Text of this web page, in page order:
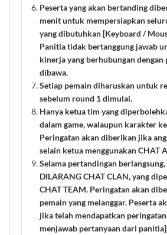
Peserta yang akan bertanding
menit untuk mempersiapkan
yang dibutuhkan [Keyboard /
Panitia tidak bertanggung jawab
kinerja yang berhubungan dengan
dibawa.
Setiap pemain diharuskan untuk
sebelum round 1 dimulai.
Hanya ketua tim yang
dalam game, walaupun karakter
Peringatan akan diberikan jika
selain ketua menggunakan CHAT
Selama pertandingan
DILARANG CHAT CLAN, yang
CHAT TEAM. Peringatan akan
pemain yang melanggar. Peserta
jika telah mendapatkan
menjawab pertanyaan dari